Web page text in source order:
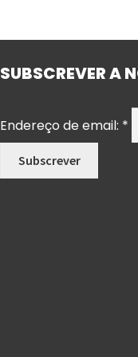
SUBSCREVER A
Endereço de email: *